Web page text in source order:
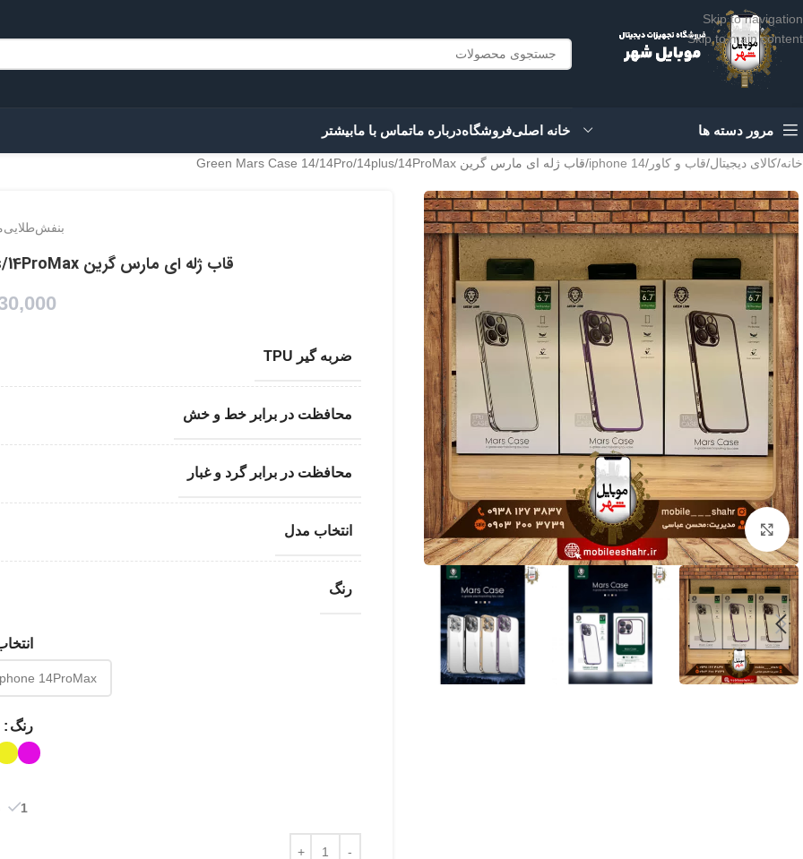
Skip to navigation
Skip to main content
مرور دسته ها خانه اصلیفروشگاهدرباره ماتماس با مابیشتر
خانه کالای دیجیتال قاب و کاور iphone 14 قاب ژله ای مارس گرین Green Mars Case 14/14Pro/14plus/14ProMax
IPHONE 14
IPHONE 14PRO
IPHONE 14PROMA
X
IPHONE14PLUS
بنفش
طلایی
مشکی
نقره ای
برای بزرگنمایی کلیک کنید
بنفشطلایی
قاب ژله ای مارس گرین Green Mars Case 14/14Pro/14plus/14ProMax
ضربه گیر TPU
محافظت در برابر خط و خش
محافظت در برابر گرد و غبار
انتخاب مدل
رنگ
رنگ
1 در انبار